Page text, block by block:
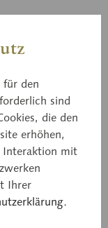
für den
sind
die den
erhöhen,
Interaktion mit
Ihrer